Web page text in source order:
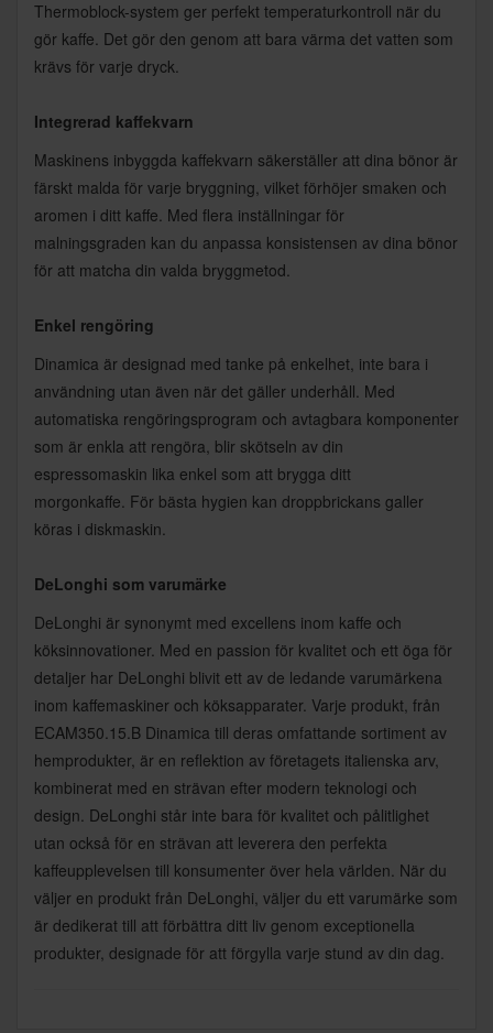
Thermoblock-system ger perfekt temperaturkontroll när du
gör kaffe. Det gör den genom att bara värma det vatten som
krävs för varje dryck.
Integrerad kaffekvarn
Maskinens inbyggda kaffekvarn säkerställer att dina bönor är
färskt malda för varje bryggning, vilket förhöjer smaken och
aromen i ditt kaffe. Med flera inställningar för
malningsgraden kan du anpassa konsistensen av dina bönor
för att matcha din valda bryggmetod.
Enkel rengöring
Dinamica är designad med tanke på enkelhet, inte bara i
användning utan även när det gäller underhåll. Med
automatiska rengöringsprogram och avtagbara komponenter
som är enkla att rengöra, blir skötseln av din
espressomaskin lika enkel som att brygga ditt
morgonkaffe. För bästa hygien kan droppbrickans galler
köras i diskmaskin.
DeLonghi som varumärke
DeLonghi är synonymt med excellens inom kaffe och
köksinnovationer. Med en passion för kvalitet och ett öga för
detaljer har DeLonghi blivit ett av de ledande varumärkena
inom kaffemaskiner och köksapparater. Varje produkt, från
ECAM350.15.B Dinamica till deras omfattande sortiment av
hemprodukter, är en reflektion av företagets italienska arv,
kombinerat med en strävan efter modern teknologi och
design. DeLonghi står inte bara för kvalitet och pålitlighet
utan också för en strävan att leverera den perfekta
kaffeupplevelsen till konsumenter över hela världen. När du
väljer en produkt från DeLonghi, väljer du ett varumärke som
är dedikerat till att förbättra ditt liv genom exceptionella
produkter, designade för att förgylla varje stund av din dag.